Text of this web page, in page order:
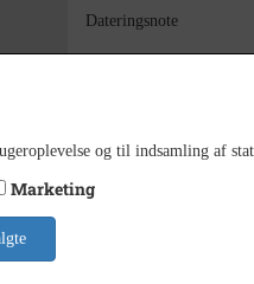
Dateringsnote
Kontakt
Søg videre i
og til indsamling af
Marketing